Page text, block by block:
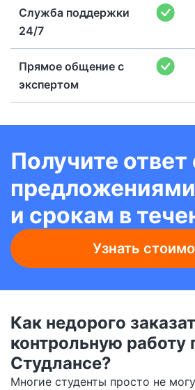
Служба поддержки
24/7
Прямое общение с
экспертом
Получите ответ
и срокам в
Узнать
Как недорого
контрольную работу
Студлансе?
Многие студенты просто не